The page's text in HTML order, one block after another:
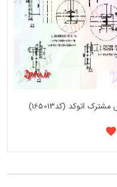
اتوکد (کد165013)